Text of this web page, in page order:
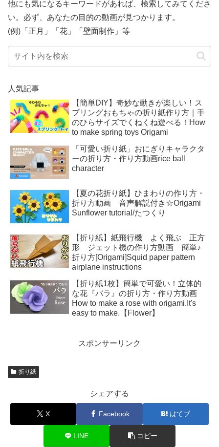
他にも気になるキーワードがあれば、検索してみてくださ
い。必ず、あなたの目的の動画が見つかります。
(例)「正月」「花」「壁面制作」等
人気記事
【簡単DIY】奇妙な動きが楽しい！ス
プリングおもちゃの折り紙作り方｜手
のひらサイズでくねくね遊べる！How
to make spring toys Origami
「可愛い折り紙」おにぎりキャラクタ
ーの折り方・作り方動画rice ball
character
【夏の花折り紙】ひまわりの作り方・
折り方動画 音声解説付き☆Origami
Sunflower tutorial/たつくり
【折り紙】紙飛行機 よく飛ぶ 正方
形 ジェット機の作り方動画 簡単♪
折り方[Origami]Squid paper pattern
airplane instructions
【折り紙1枚】簡単で可愛い！立体的
な花『バラ』の折り方・作り方動画
How to make a rose with origami.It's
easy to make.【Flower】
スポンサーリンク
折り紙
シェアする
X Facebook はてブ
LINE コピー